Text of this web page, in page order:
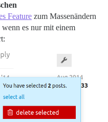
Feature zum Massenändern
es nur mit einem